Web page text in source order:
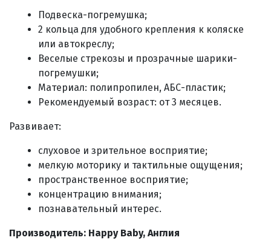
Оплата по счету для юридических лиц
Подвеска-погремушка;
2 кольца для удобного крепления к коляске
или автокреслу;
Веселые стрекозы и прозрачные шарики-
погремушки;
Материал: полипропилен, АБС-пластик;
Рекомендуемый возраст: от 3 месяцев.
Развивает:
слуховое и зрительное восприятие;
мелкую моторику и тактильные ощущения;
пространственное восприятие;
концентрацию внимания;
познавательный интерес.
Производитель: Happy Baby, Англия